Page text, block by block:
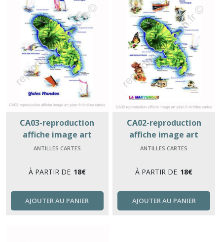
CA03-reproduction
affiche image art
ydan.fr-Antilles cartes
ANTILLES CARTES
À PARTIR DE 18€
AJOUTER AU PANIER
CA02-reproduction
affiche image art
ydan.fr-Antilles cartes
ANTILLES CARTES
À PARTIR DE 18€
AJOUTER AU PANIER